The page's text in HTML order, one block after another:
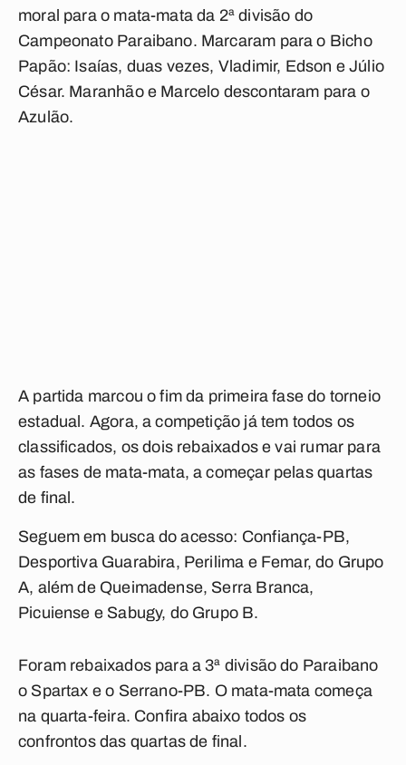
moral para o mata-mata da 2ª divisão do
Campeonato Paraibano. Marcaram para o Bicho
Papão: Isaías, duas vezes, Vladimir, Edson e Júlio
César. Maranhão e Marcelo descontaram para o
Azulão.
A partida marcou o fim da primeira fase do torneio
estadual. Agora, a competição já tem todos os
classificados, os dois rebaixados e vai rumar para
as fases de mata-mata, a começar pelas quartas
de final.
Seguem em busca do acesso: Confiança-PB,
Desportiva Guarabira, Perilima e Femar, do Grupo
A, além de Queimadense, Serra Branca,
Picuiense e Sabugy, do Grupo B.
Foram rebaixados para a 3ª divisão do Paraibano
o Spartax e o Serrano-PB. O mata-mata começa
na quarta-feira. Confira abaixo todos os
confrontos das quartas de final.